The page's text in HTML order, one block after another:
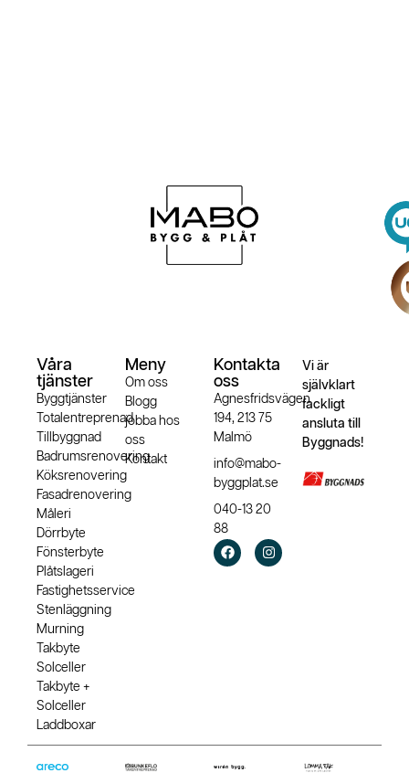
Våra
tjänster
Byggtjänster
Totalentreprenad
Tillbyggnad
Badrumsrenovering
Köksrenovering
Fasadrenovering
Måleri
Dörrbyte
Fönsterbyte
Plåtslageri
Fastighetsservice
Stenläggning
Murning
Takbyte
Solceller
Takbyte +
Solceller
Laddboxar
Meny
Om oss
Blogg
jobba hos
oss
Kontakt
Kontakta
oss
Agnesfridsvägen
194, 213 75
Malmö
info@mabo-
byggplat.se
040-13 20
88
Vi är
självklart
fackligt
ansluta till
Byggnads!